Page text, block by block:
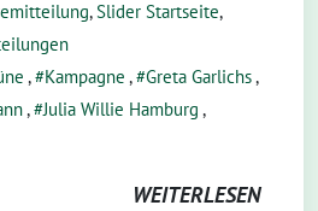
,Slider Startseite,
, Kampagne , Greta Garlichs,
, Julia Willie Hamburg ,
WEITERLESEN